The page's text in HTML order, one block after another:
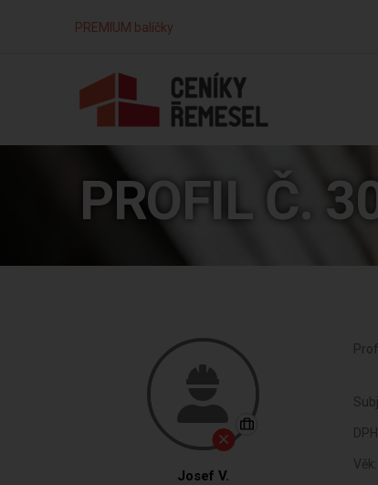
PREMIUM balíčky
PROFIL Č.
Josef V.
DPH:
Věk: